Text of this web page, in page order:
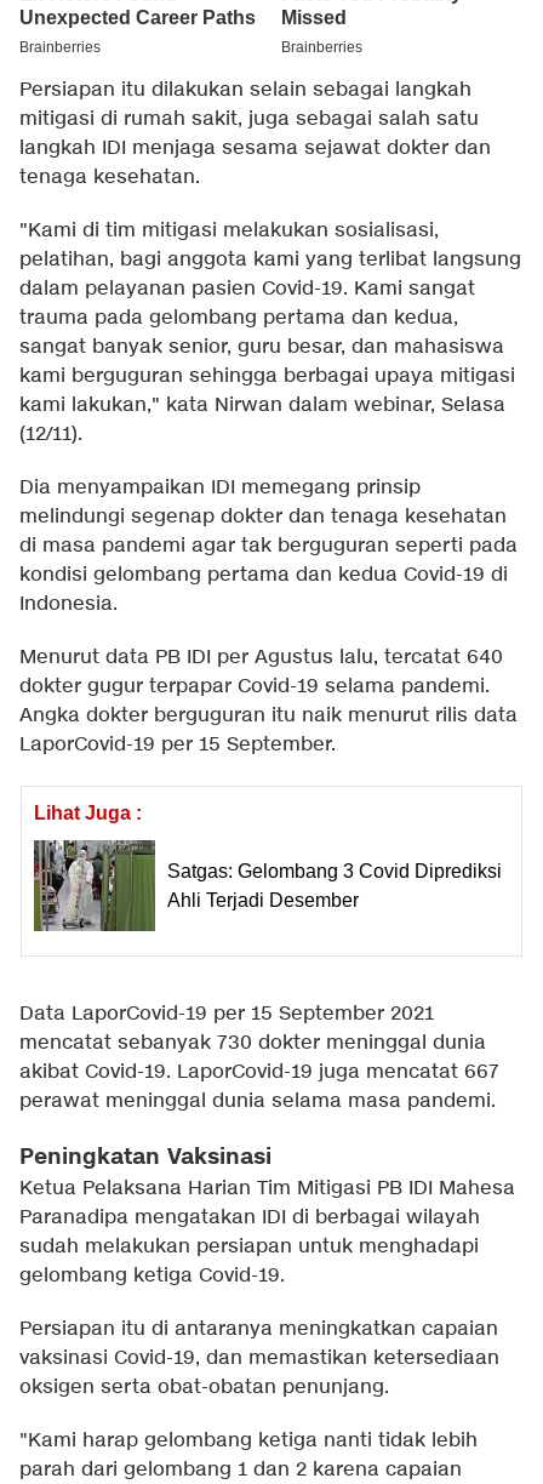
Persiapan itu dilakukan selain sebagai langkah
mitigasi di rumah sakit, juga sebagai salah satu
langkah IDI menjaga sesama sejawat dokter dan
tenaga kesehatan.
"Kami di tim mitigasi melakukan sosialisasi,
pelatihan, bagi anggota kami yang terlibat langsung
dalam pelayanan pasien Covid-19. Kami sangat
trauma pada gelombang pertama dan kedua,
sangat banyak senior, guru besar, dan mahasiswa
kami berguguran sehingga berbagai upaya mitigasi
kami lakukan," kata Nirwan dalam webinar, Selasa
(12/11).
Dia menyampaikan IDI memegang prinsip
melindungi segenap dokter dan tenaga kesehatan
di masa pandemi agar tak berguguran seperti pada
kondisi gelombang pertama dan kedua Covid-19 di
Indonesia.
Menurut data PB IDI per Agustus lalu, tercatat 640
dokter gugur terpapar Covid-19 selama pandemi.
Angka dokter berguguran itu naik menurut rilis data
LaporCovid-19 per 15 September.
Lihat Juga :
Satgas: Gelombang 3 Covid Diprediksi
Ahli Terjadi Desember
Data LaporCovid-19 per 15 September 2021
mencatat sebanyak 730 dokter meninggal dunia
akibat Covid-19. LaporCovid-19 juga mencatat 667
perawat meninggal dunia selama masa pandemi.
Peningkatan Vaksinasi
Ketua Pelaksana Harian Tim Mitigasi PB IDI Mahesa
Paranadipa mengatakan IDI di berbagai wilayah
sudah melakukan persiapan untuk menghadapi
gelombang ketiga Covid-19.
Persiapan itu di antaranya meningkatkan capaian
vaksinasi Covid-19, dan memastikan ketersediaan
oksigen serta obat-obatan penunjang.
"Kami harap gelombang ketiga nanti tidak lebih
parah dari gelombang 1 dan 2 karena capaian